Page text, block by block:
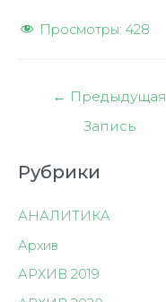
Просмотры: 428
Навигация
← Предыдущая
Запись
Рубрики
АНАЛИТИКА
Архив
АРХИВ 2019